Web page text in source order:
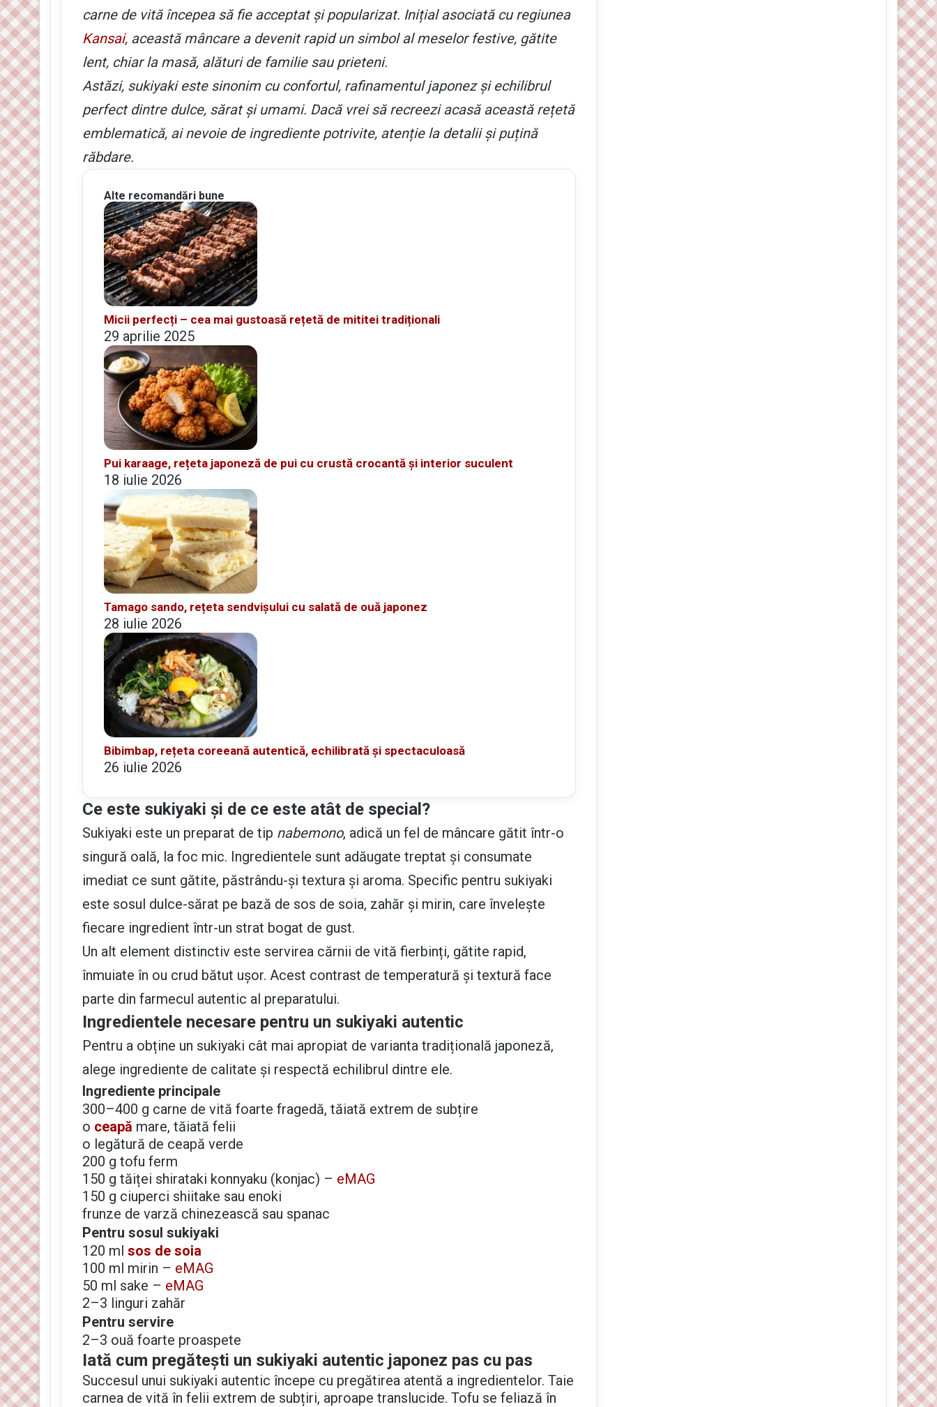
carne de vită începea să fie acceptat și popularizat. Inițial asociată cu regiunea
Kansai, această mâncare a devenit rapid un simbol al meselor festive, gătite
lent, chiar la masă, alături de familie sau prieteni.
Astăzi, sukiyaki este sinonim cu confortul, rafinamentul japonez și echilibrul
perfect dintre dulce, sărat și umami. Dacă vrei să recreezi acasă această rețetă
emblematică, ai nevoie de ingrediente potrivite, atenție la detalii și puțină
răbdare.
Alte recomandări bune
Micii perfecți – cea mai gustoasă rețetă de mititei tradiționali
29 aprilie 2025
Pui karaage, rețeta japoneză de pui cu crustă crocantă și interior suculent
18 iulie 2026
Tamago sando, rețeta sendvișului cu salată de ouă japonez
28 iulie 2026
Bibimbap, rețeta coreeană autentică, echilibrată și spectaculoasă
26 iulie 2026
Ce este sukiyaki și de ce este atât de special?
Sukiyaki este un preparat de tip nabemono, adică un fel de mâncare gătit într-o
singură oală, la foc mic. Ingredientele sunt adăugate treptat și consumate
imediat ce sunt gătite, păstrându-și textura și aroma. Specific pentru sukiyaki
este sosul dulce-sărat pe bază de sos de soia, zahăr și mirin, care învelește
fiecare ingredient într-un strat bogat de gust.
Un alt element distinctiv este servirea cărnii de vită fierbinți, gătite rapid,
înmuiate în ou crud bătut ușor. Acest contrast de temperatură și textură face
parte din farmecul autentic al preparatului.
Ingredientele necesare pentru un sukiyaki autentic
Pentru a obține un sukiyaki cât mai apropiat de varianta tradițională japoneză,
alege ingrediente de calitate și respectă echilibrul dintre ele.
Ingrediente principale
300–400 g carne de vită foarte fragedă, tăiată extrem de subțire
o ceapă mare, tăiată felii
o legătură de ceapă verde
200 g tofu ferm
150 g tăiței shirataki konnyaku (konjac) – eMAG
150 g ciuperci shiitake sau enoki
frunze de varză chinezească sau spanac
Pentru sosul sukiyaki
120 ml sos de soia
100 ml mirin – eMAG
50 ml sake – eMAG
2–3 linguri zahăr
Pentru servire
2–3 ouă foarte proaspete
Iată cum pregătești un sukiyaki autentic japonez pas cu pas
Succesul unui sukiyaki autentic începe cu pregătirea atentă a ingredientelor. Taie
carnea de vită în felii extrem de subțiri, aproape translucide. Tofu se feliază în